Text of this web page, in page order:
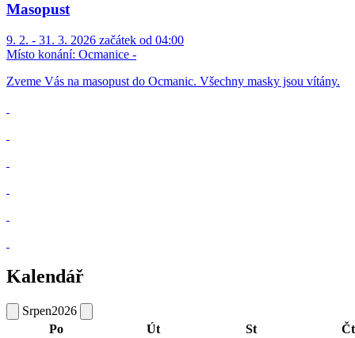
Masopust
9. 2. - 31. 3. 2026 začátek od 04:00
Místo konání: Ocmanice -
Zveme Vás na masopust do Ocmanic. Všechny masky jsou vítány.
Kalendář
Srpen2026
Po
Út St Čt